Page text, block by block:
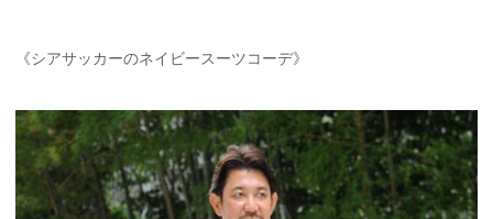
《シアサッカーのネイビースーツコーデ》